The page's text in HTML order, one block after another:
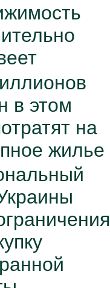
в этом
на
жилье